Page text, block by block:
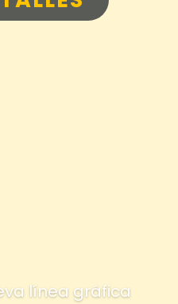
línea gráfica